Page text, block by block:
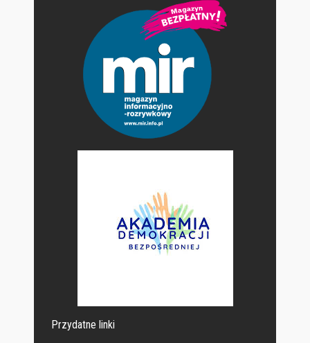
Przydatne linki